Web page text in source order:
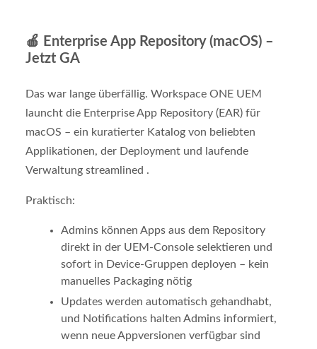
🍎 Enterprise App Repository (macOS) –
Jetzt GA
Das war lange überfällig. Workspace ONE UEM
launcht die Enterprise App Repository (EAR) für
macOS – ein kuratierter Katalog von beliebten
Applikationen, der Deployment und laufende
Verwaltung streamlined .
Praktisch:
Admins können Apps aus dem Repository
direkt in der UEM-Console selektieren und
sofort in Device-Gruppen deployen – kein
manuelles Packaging nötig
Updates werden automatisch gehandhabt,
und Notifications halten Admins informiert,
wenn neue Appversionen verfügbar sind